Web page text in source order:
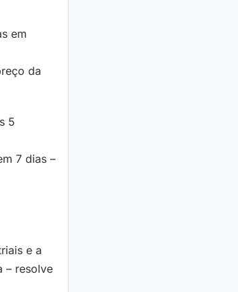
em
da
5
7 dias –
e a
– resolve